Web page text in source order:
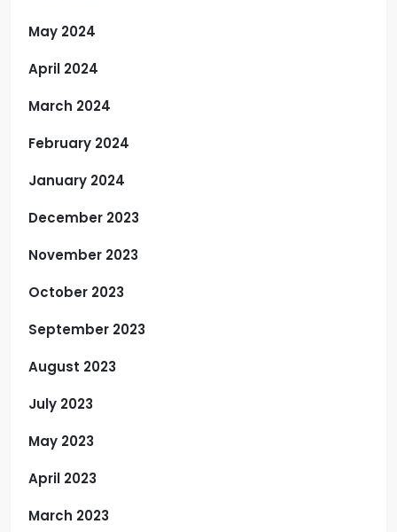
May 2024
April 2024
March 2024
February 2024
January 2024
December 2023
November 2023
October 2023
September 2023
August 2023
July 2023
May 2023
April 2023
March 2023